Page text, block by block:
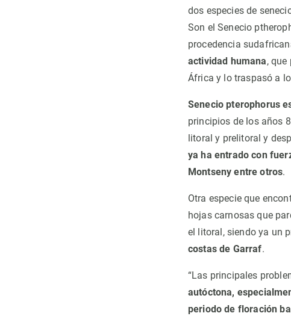
dos especies de
Son el Senecio
procedencia
actividad humana,
África y lo traspasó a
Senecio pterophorus
principios de los años
litoral y prelitoral y
ya ha entrado con
Montseny entre otros.
Otra especie que
hojas carnosas que
el litoral, siendo ya un
costas de Garraf.
“Las principales
autóctona,
periodo de floración